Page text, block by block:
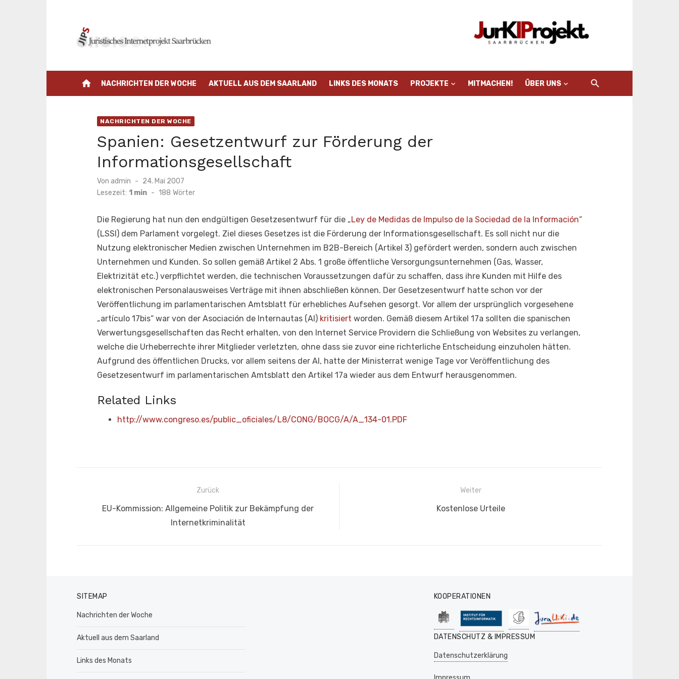
home NACHRICHTEN DER WOCHE AKTUELL AUS DEM SAARLAND LINKS DES MONATS PROJEKTE MITMACHEN! ÜBER UNS
NACHRICHTEN DER WOCHE
Spanien: Gesetzentwurf zur Förderung der
Informationsgesellschaft
Von admin
Veröffentlicht
am
24. Mai 2007
Lesezeit: 1 min - 188 Wörter
Die Regierung hat nun den endgültigen Gesetzesentwurf für die „Ley de Medidas de Impulso de la Sociedad de la Información“
(LSSI) dem Parlament vorgelegt. Ziel dieses Gesetzes ist die Förderung der Informationsgesellschaft. Es soll nicht nur die
Nutzung elektronischer Medien zwischen Unternehmen im B2B-Bereich (Artikel 3) gefördert werden, sondern auch zwischen
Unternehmen und Kunden. So sollen gemäß Artikel 2 Abs. 1 große öffentliche Versorgungsunternehmen (Gas, Wasser,
Elektrizität etc.) verpflichtet werden, die technischen Voraussetzungen dafür zu schaffen, dass ihre Kunden mit Hilfe des
elektronischen Personalausweises Verträge mit ihnen abschließen können. Der Gesetzesentwurf hatte schon vor der
Veröffentlichung im parlamentarischen Amtsblatt für erhebliches Aufsehen gesorgt. Vor allem der ursprünglich vorgesehene
„artículo 17bis“ war von der Asociación de Internautas (AI) kritisiert worden. Gemäß diesem Artikel 17a sollten die spanischen
Verwertungsgesellschaften das Recht erhalten, von den Internet Service Providern die Schließung von Websites zu verlangen,
welche die Urheberrechte ihrer Mitglieder verletzten, ohne dass sie zuvor eine richterliche Entscheidung einzuholen hätten.
Aufgrund des öffentlichen Drucks, vor allem seitens der AI, hatte der Ministerrat wenige Tage vor Veröffentlichung des
Gesetzesentwurf im parlamentarischen Amtsblatt den Artikel 17a wieder aus dem Entwurf herausgenommen.
Related Links
http://www.congreso.es/public_oficiales/L8/CONG/BOCG/A/A_134-01.PDF
BeitragsnavigationZurück
Vorheriger
EU-Kommission: Allgemeine Politik zur Bekämpfung der
Internetkriminalität
Weiter
Nächster
Kostenlose Urteile
SITEMAP
Nachrichten der Woche
Aktuell aus dem Saarland
Links des Monats
KOOPERATIONEN
DATENSCHUTZ & IMPRESSUM
Datenschutzerklärung